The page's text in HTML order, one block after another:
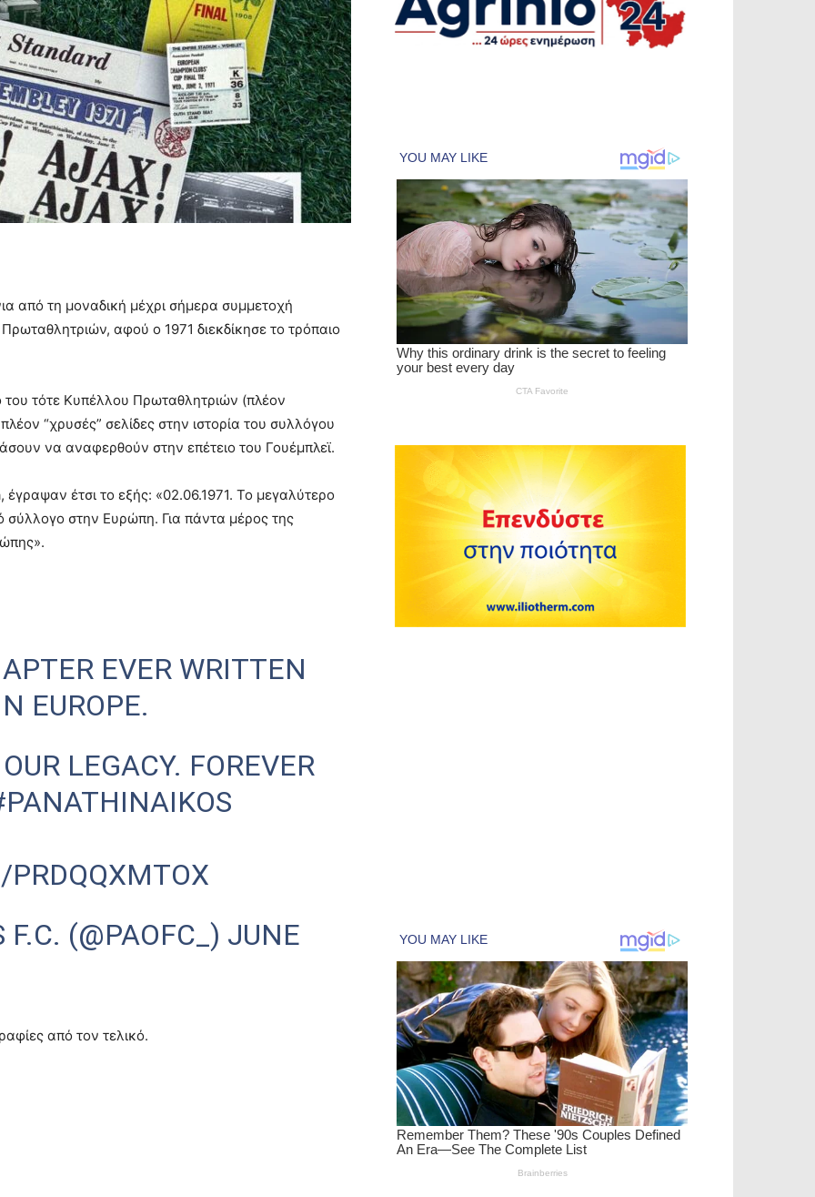
από τη μοναδική μέχρι σήμερα συμμετοχή
αφού ο 1971 διεκδίκησε το τρόπαιο
τότε Κυπέλλου Πρωταθλητριών (πλέον
“χρυσές” σελίδες στην ιστορία του συλλόγου
να αναφερθούν στην επέτειο του Γουέμπλεϊ.
έτσι το εξής: «02.06.1971. Το μεγαλύτερο
στην Ευρώπη. Για πάντα μέρος της
EVER WRITTEN
EUROPE.
LEGACY. FOREVER
(@PAOFC_) JUNE
από τον τελικό.